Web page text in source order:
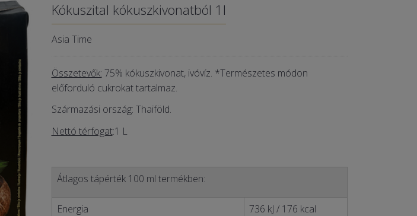
Kókuszital kókuszkivonatból 1l
Asia Time
Összetevők: 75% kókuszkivonat, ivóvíz. *Természetes módon
előforduló cukrokat tartalmaz.
Származási ország: Thaiföld.
Nettó térfogat:1 L
Átlagos tápérték 100 ml termékben:
Energia 736 kJ / 176 kcal